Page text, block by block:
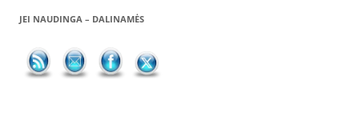
JEI NAUDINGA – DALINAMĖS